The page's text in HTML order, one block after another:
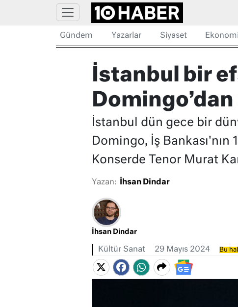
Gündem Yazarlar Siyaset Ekonomi
İstanbul bir
İstanbul dün gece bir
Domingo, İş Bankası'nın
Konserde Tenor Murat
Yazan: İhsan Dindar
İhsan Dindar
Kültür Sanat 29 Mayıs 2024 Bu